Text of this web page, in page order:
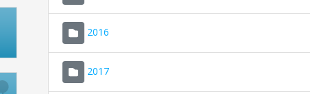
2016
2017